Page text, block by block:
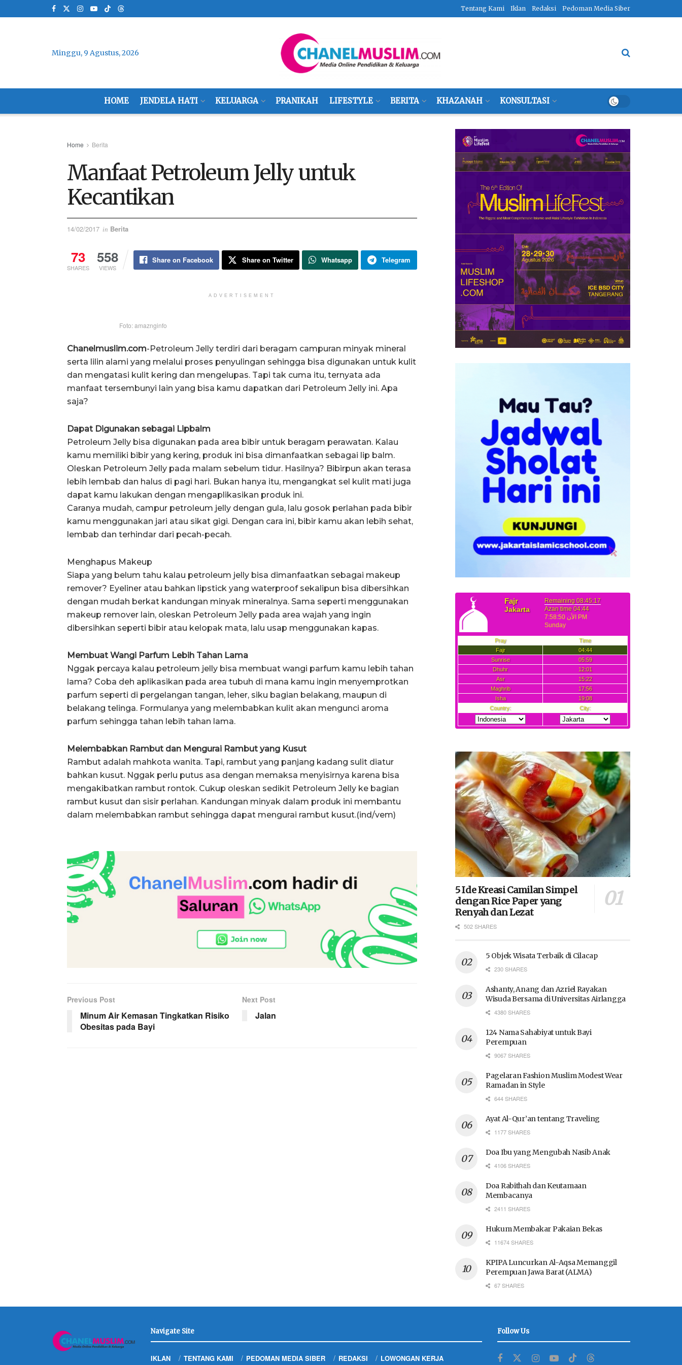
Tentang Kami Iklan Redaksi Pedoman Media Siber
Minggu, 9 Agustus, 2026
HOME JENDELA HATI KELUARGA PRANIKAH LIFESTYLE BERITA KHAZANAH KONSULTASI
Home Berita
Manfaat Petroleum Jelly untuk
Kecantikan
14/02/2017 in Berita
73
SHARES
558
VIEWS
Share on Facebook Share on Twitter Whatsapp Telegram
ADVERTISEMENT
Foto: amaznginfo
Chanelmuslim.com-Petroleum Jelly terdiri dari beragam campuran minyak mineral
serta lilin alami yang melalui proses penyulingan sehingga bisa digunakan untuk kulit
dan mengatasi kulit kering dan mengelupas. Tapi tak cuma itu, ternyata ada
manfaat tersembunyi lain yang bisa kamu dapatkan dari Petroleum Jelly ini. Apa
saja?
Dapat Digunakan sebagai Lipbalm
Petroleum Jelly bisa digunakan pada area bibir untuk beragam perawatan. Kalau
kamu memiliki bibir yang kering, produk ini bisa dimanfaatkan sebagai lip balm.
Oleskan Petroleum Jelly pada malam sebelum tidur. Hasilnya? Bibirpun akan terasa
lebih lembab dan halus di pagi hari. Bukan hanya itu, mengangkat sel kulit mati juga
dapat kamu lakukan dengan mengaplikasikan produk ini.
Caranya mudah, campur petroleum jelly dengan gula, lalu gosok perlahan pada bibir
kamu menggunakan jari atau sikat gigi. Dengan cara ini, bibir kamu akan lebih sehat,
lembab dan terhindar dari pecah-pecah.
Menghapus Makeup
Siapa yang belum tahu kalau petroleum jelly bisa dimanfaatkan sebagai makeup
remover? Eyeliner atau bahkan lipstick yang waterproof sekalipun bisa dibersihkan
dengan mudah berkat kandungan minyak mineralnya. Sama seperti menggunakan
makeup remover lain, oleskan Petroleum Jelly pada area wajah yang ingin
dibersihkan seperti bibir atau kelopak mata, lalu usap menggunakan kapas.
Membuat Wangi Parfum Lebih Tahan Lama
Nggak percaya kalau petroleum jelly bisa membuat wangi parfum kamu lebih tahan
lama? Coba deh aplikasikan pada area tubuh di mana kamu ingin menyemprotkan
parfum seperti di pergelangan tangan, leher, siku bagian belakang, maupun di
belakang telinga. Formulanya yang melembabkan kulit akan mengunci aroma
parfum sehingga tahan lebih tahan lama.
Melembabkan Rambut dan Mengurai Rambut yang Kusut
Rambut adalah mahkota wanita. Tapi, rambut yang panjang kadang sulit diatur
bahkan kusut. Nggak perlu putus asa dengan memaksa menyisirnya karena bisa
mengakibatkan rambut rontok. Cukup oleskan sedikit Petroleum Jelly ke bagian
rambut kusut dan sisir perlahan. Kandungan minyak dalam produk ini membantu
dalam melembabkan rambut sehingga dapat mengurai rambut kusut.(ind/vem)
Previous Post
Minum Air Kemasan Tingkatkan Risiko
Obesitas pada Bayi
Next Post
Jalan
5 Ide Kreasi Camilan Simpel
dengan Rice Paper yang
Renyah dan Lezat
502 SHARES
5 Objek Wisata Terbaik di Cilacap
230 SHARES
Ashanty, Anang dan Azriel Rayakan
Wisuda Bersama di Universitas Airlangga
4380 SHARES
124 Nama Sahabiyat untuk Bayi
Perempuan
9067 SHARES
Pagelaran Fashion Muslim Modest Wear
Ramadan in Style
644 SHARES
Ayat Al-Qur’an tentang Traveling
1177 SHARES
Doa Ibu yang Mengubah Nasib Anak
4106 SHARES
Doa Rabithah dan Keutamaan
Membacanya
2411 SHARES
Hukum Membakar Pakaian Bekas
11674 SHARES
KPIPA Luncurkan Al-Aqsa Memanggil
Perempuan Jawa Barat (ALMA)
67 SHARES
Navigate Site
IKLAN TENTANG KAMI PEDOMAN MEDIA SIBER REDAKSI LOWONGAN KERJA
Follow Us